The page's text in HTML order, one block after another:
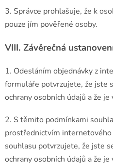
3. Správce prohlašuje, že k
pouze jím pověřené osoby.
VIII. Závěrečná
1. Odesláním objednávky z
formuláře potvrzujete, že jste
ochrany osobních údajů a že
2. S těmito podmínkami
prostřednictvím
souhlasu potvrzujete, že jste
ochrany osobních údajů a že